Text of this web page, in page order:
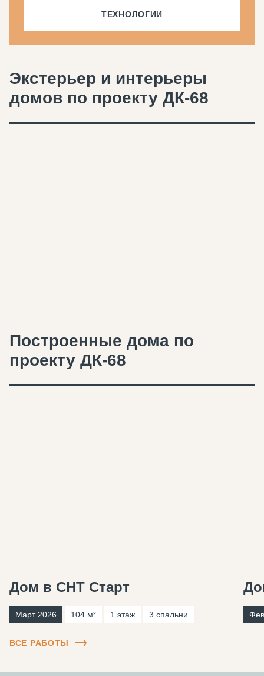
ТЕХНОЛОГИИ
Экстерьер и интерьеры
домов по проекту ДК-68
Построенные дома по
проекту ДК-68
Дом в СНТ Старт
Март 2026 104 м² 1 этаж 3 спальни
ВСЕ РАБОТЫ